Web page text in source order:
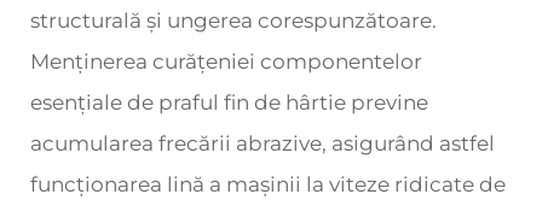
structurală și ungerea corespunzătoare.
Menținerea curățeniei componentelor
esențiale de praful fin de hârtie previne
acumularea frecării abrazive, asigurând astfel
funcționarea lină a mașinii la viteze ridicate de